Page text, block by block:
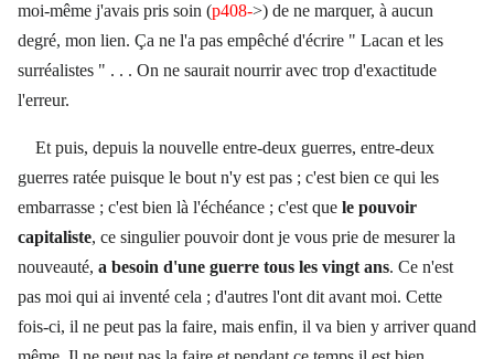
moi-même j'avais pris soin (p408->) de ne marquer, à aucun
degré, mon lien. Ça ne l'a pas empêché d'écrire " Lacan et les
surréalistes " . . . On ne saurait nourrir avec trop d'exactitude
l'erreur.
Et puis, depuis la nouvelle entre-deux guerres, entre-deux
guerres ratée puisque le bout n'y est pas ; c'est bien ce qui les
embarrasse ; c'est bien là l'échéance ; c'est que le pouvoir
capitaliste, ce singulier pouvoir dont je vous prie de mesurer la
nouveauté, a besoin d'une guerre tous les vingt ans. Ce n'est
pas moi qui ai inventé cela ; d'autres l'ont dit avant moi. Cette
fois-ci, il ne peut pas la faire, mais enfin, il va bien y arriver quand